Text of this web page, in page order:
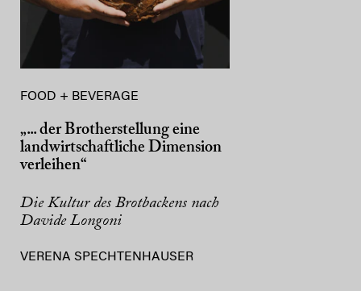
FOOD + BEVERAGE
„... der Brotherstellung eine
landwirtschaftliche Dimension
verleihen“
Die Kultur des Brotbackens nach
Davide Longoni
VERENA SPECHTENHAUSER